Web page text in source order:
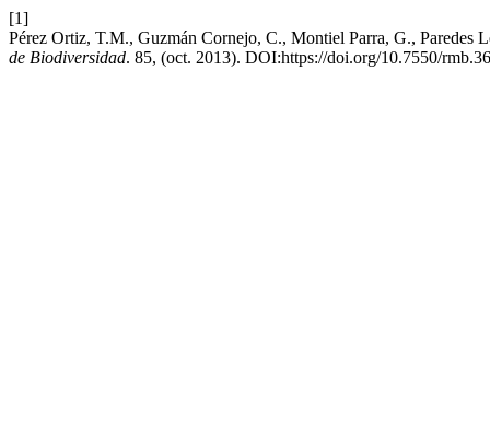
[1]
Pérez Ortiz, T.M., Guzmán Cornejo, C., Montiel Parra, G.,
de Biodiversidad. 85, (oct. 2013). DOI:https://doi.org/10.7550/